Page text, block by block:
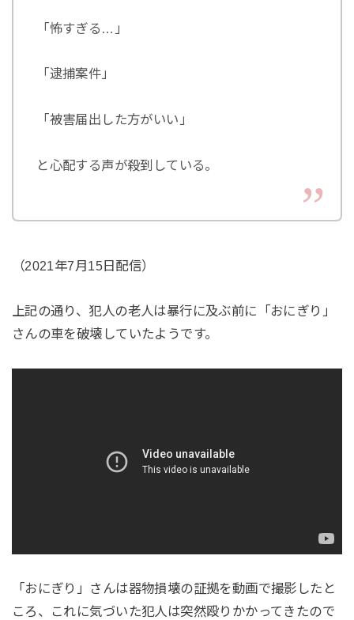
「怖すぎる…」
「逮捕案件」
「被害届出した方がいい」
と心配する声が殺到している。
（2021年7月15日配信）
上記の通り、犯人の老人は暴行に及ぶ前に「おにぎり」
さんの車を破壊していたようです。
「おにぎり」さんは器物損壊の証拠を動画で撮影したと
ころ、これに気づいた犯人は突然殴りかかってきたので